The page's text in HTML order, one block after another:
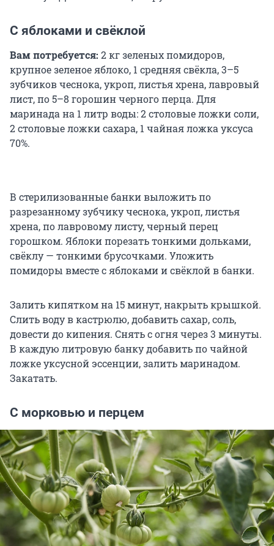
С яблоками и свёклой
Вам потребуется: 2 кг зеленых помидоров,
крупное зеленое яблоко, 1 средняя свёкла, 3–5
зубчиков чеснока, укроп, листья хрена, лавровый
лист, по 5–8 горошин черного перца. Для
маринада на 1 литр воды: 2 столовые ложки соли,
2 столовые ложки сахара, 1 чайная ложка уксуса
70%.
В стерилизованные банки выложить по
разрезанному зубчику чеснока, укроп, листья
хрена, по лавровому листу, черный перец
горошком. Яблоки порезать тонкими дольками,
свёклу — тонкими брусочками. Уложить
помидоры вместе с яблоками и свёклой в банки.
Залить кипятком на 15 минут, накрыть крышкой.
Слить воду в кастрюлю, добавить сахар, соль,
довести до кипения. Снять с огня через 3 минуты.
В каждую литровую банку добавить по чайной
ложке уксусной эссенции, залить маринадом.
Закатать.
С морковью и перцем